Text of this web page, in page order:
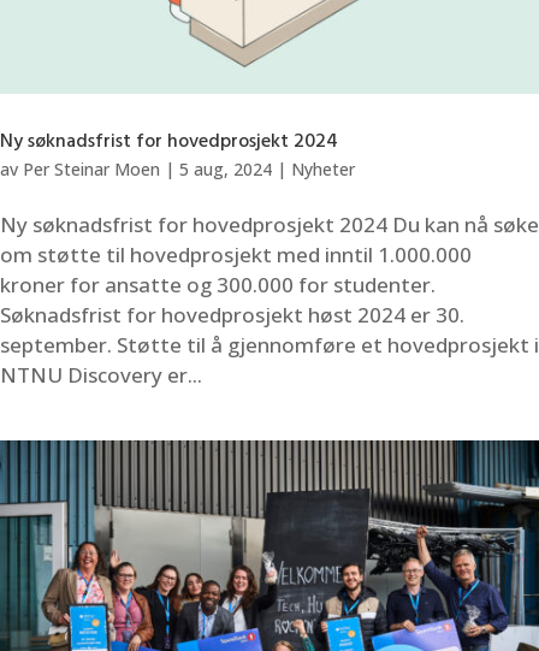
Ny søknadsfrist for hovedprosjekt 2024
av Per Steinar Moen | 5 aug, 2024 | Nyheter
Ny søknadsfrist for hovedprosjekt 2024 Du kan nå søke
om støtte til hovedprosjekt med inntil 1.000.000
kroner for ansatte og 300.000 for studenter.
Søknadsfrist for hovedprosjekt høst 2024 er 30.
september. Støtte til å gjennomføre et hovedprosjekt i
NTNU Discovery er...